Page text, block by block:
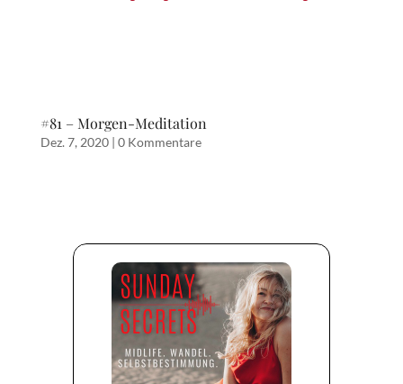
#81 – Morgen-Meditation
Dez. 7, 2020| 0 Kommentare